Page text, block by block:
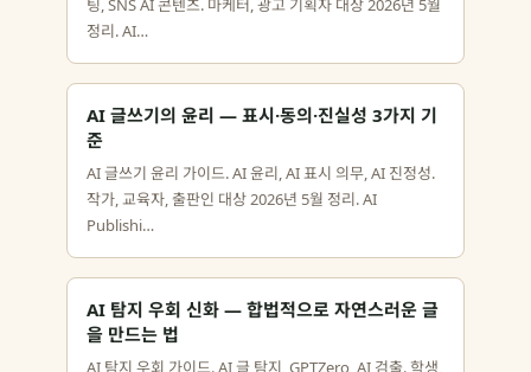
팅, SNS AI 콘텐츠. 마케터, 광고 기획자 대상 2026년 5월
정리. AI…
AI 글쓰기의 윤리 — 표시·동의·진실성 3가지 기
준
AI 글쓰기 윤리 가이드. AI 윤리, AI 표시 의무, AI 진정성.
작가, 교육자, 출판인 대상 2026년 5월 정리. AI
Publishi…
AI 탐지 우회 신화 — 합법적으로 자연스러운 글
을 만드는 법
AI 탐지 우회 가이드. AI 글 탐지, GPTZero, AI 검출. 학생,